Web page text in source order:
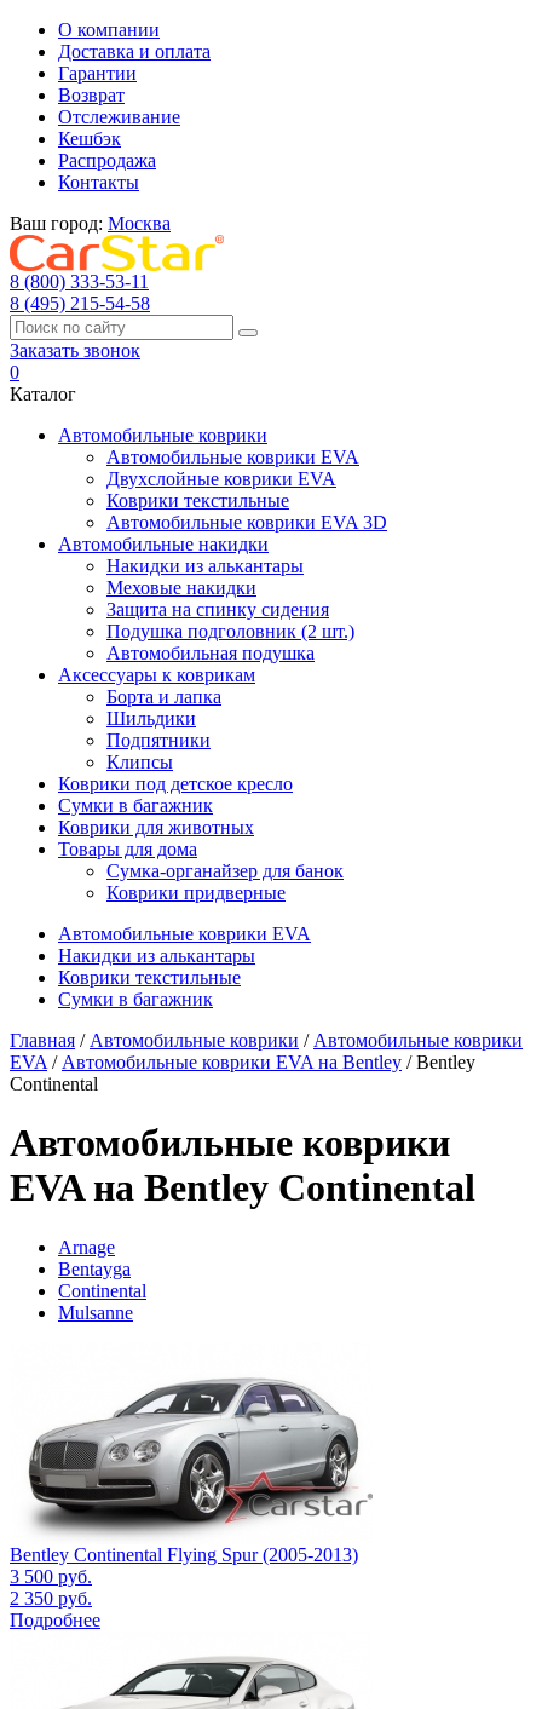
О компании
Доставка и оплата
Гарантии
Возврат
Отслеживание
Кешбэк
Распродажа
Контакты
Ваш город: Москва
8 (800) 333-53-11
8 (495) 215-54-58
Заказать звонок
0
Каталог
Автомобильные коврики
Автомобильные коврики EVA
Двухслойные коврики EVA
Коврики текстильные
Автомобильные коврики EVA 3D
Автомобильные накидки
Накидки из алькантары
Меховые накидки
Защита на спинку сидения
Подушка подголовник (2 шт.)
Автомобильная подушка
Аксессуары к коврикам
Борта и лапка
Шильдики
Подпятники
Клипсы
Коврики под детское кресло
Сумки в багажник
Коврики для животных
Товары для дома
Сумка-органайзер для банок
Коврики придверные
Автомобильные коврики EVA
Накидки из алькантары
Коврики текстильные
Сумки в багажник
Главная / Автомобильные коврики / Автомобильные коврики
EVA / Автомобильные коврики EVA на Bentley / Bentley
Continental
Автомобильные коврики
EVA на Bentley Continental
Arnage
Bentayga
Continental
Mulsanne
Bentley Continental Flying Spur (2005-2013)
3 500 руб.
2 350 руб.
Подробнее